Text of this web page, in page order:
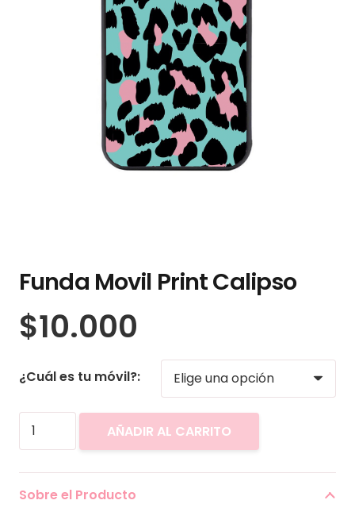
Funda Movil Print Calipso
$10.000
¿Cuál es tu móvil?:
Funda
Movil
Calipso
AÑADIR AL CARRITO
Sobre el Producto